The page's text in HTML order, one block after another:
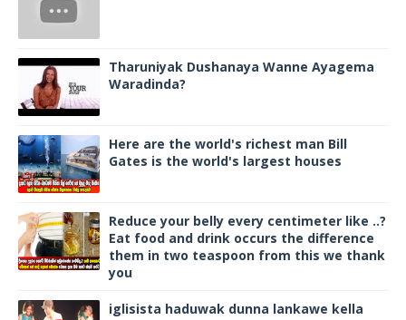
Tharuniyak Dushanaya Wanne Ayagema
Waradinda?
Here are the world's richest man Bill
Gates is the world's largest houses
Reduce your belly every centimeter like ..?
Eat food and drink occurs the difference
them in two teaspoon from this we thank
you
iglisista haduwak dunna lankawe kella